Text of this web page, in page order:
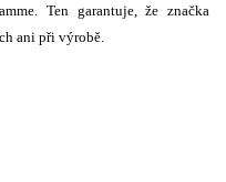
Ten garantuje, že značka
ani při výrobě.